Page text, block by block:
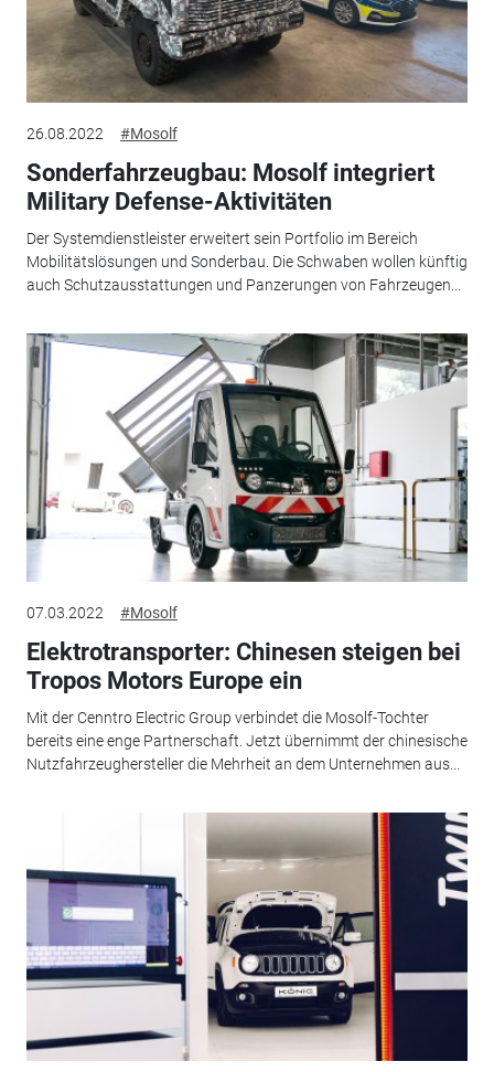
26.08.2022 #Mosolf
Sonderfahrzeugbau: Mosolf integriert
Military Defense-Aktivitäten
Der Systemdienstleister erweitert sein Portfolio im Bereich
Mobilitätslösungen und Sonderbau. Die Schwaben wollen künftig
auch Schutzausstattungen und Panzerungen von Fahrzeugen...
07.03.2022 #Mosolf
Elektrotransporter: Chinesen steigen bei
Tropos Motors Europe ein
Mit der Cenntro Electric Group verbindet die Mosolf-Tochter
bereits eine enge Partnerschaft. Jetzt übernimmt der chinesische
Nutzfahrzeughersteller die Mehrheit an dem Unternehmen aus...